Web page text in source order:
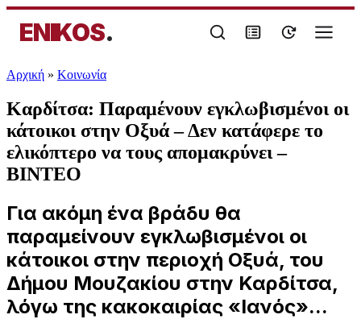
ENIKOS.
Αρχική » Κοινωνία
Καρδίτσα: Παραμένουν εγκλωβισμένοι οι
κάτοικοι στην Οξυά – Δεν κατάφερε το
ελικόπτερο να τους απομακρύνει –
ΒΙΝΤΕΟ
Για ακόμη ένα βράδυ θα
παραμείνουν εγκλωβισμένοι οι
κάτοικοι στην περιοχή Οξυά, του
Δήμου Μουζακίου στην Καρδίτσα,
λόγω της κακοκαιρίας «Ιανός»...